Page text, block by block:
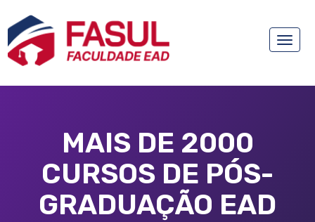
Toggle
MAIS DE 2000
CURSOS DE PÓS-
GRADUAÇÃO EAD